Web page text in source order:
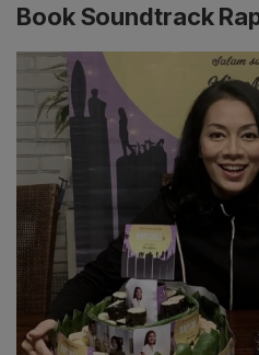
Book Soundtrack